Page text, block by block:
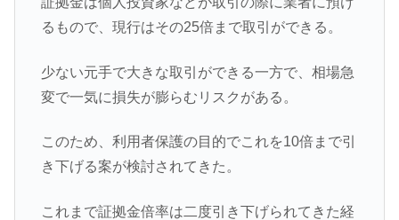
るもので、現行はその25倍まで取引ができる。
少ない元手で大きな取引ができる一方で、相場急
変で一気に損失が膨らむリスクがある。
このため、利用者保護の目的でこれを10倍まで引
き下げる案が検討されてきた。
これまで証拠金倍率は二度引き下げられてきた経